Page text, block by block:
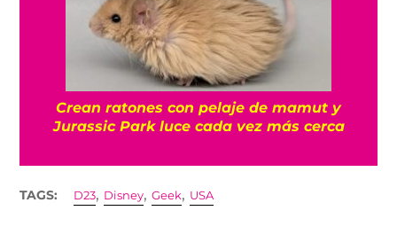
Crean ratones con pelaje de mamut y
Jurassic Park luce cada vez más cerca
TAGS: D23, Disney,Geek, USA